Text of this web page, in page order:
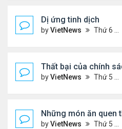
Dị ứng tinh dịch
byVietNews Thứ 6 Tháng 8 05, 2022 12:06 pm
Thất bại của chính
byVietNews Thứ 5 Tháng 8 04, 2022 5:21 pm
Những món ăn quen
byVietNews Thứ 5 Tháng 8 04, 2022 4:03 pm